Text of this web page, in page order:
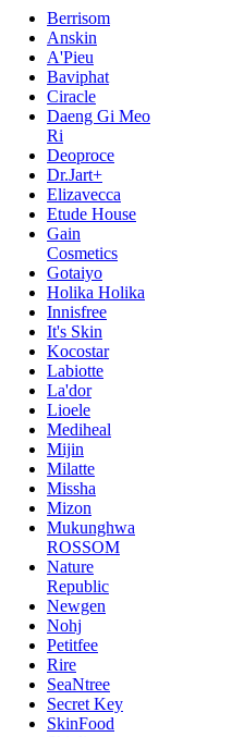
Berrisom
Anskin
A'Pieu
Baviphat
Ciracle
Daeng Gi Meo
Ri
Deoproce
Dr.Jart+
Elizavecca
Etude House
Gain
Cosmetics
Gotaiyo
Holika Holika
Innisfree
It's Skin
Kocostar
Labiotte
La'dor
Lioele
Mediheal
Mijin
Milatte
Missha
Mizon
Mukunghwa
ROSSOM
Nature
Republic
Newgen
Nohj
Petitfee
Rire
SeaNtree
Secret Key
SkinFood